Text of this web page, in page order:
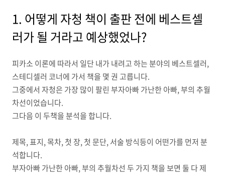
1. 어떻게 자청 책이 출판 전에 베스트셀
러가 될 거라고 예상했었나?
피카소 이론에 따라서 일단 내가 내려고 하는 분야의 베스트셀러,
스테디셀러 코너에 가서 책을 몇 권 고릅니다.
그중에서 자청은 가장 많이 팔린 부자아빠 가난한 아빠, 부의 추월
차선이었습니다.
그다음 이 두책을 분석을 합니다.
제목, 표지, 목차, 첫 장, 첫 문단, 서술 방식등이 어떤가를 먼저 분
석합니다.
부자아빠 가난한 아빠, 부의 추월차선 두 가지 책을 보면 둘 다 제